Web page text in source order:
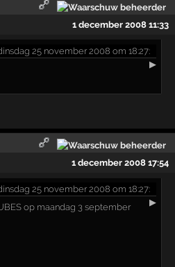
1 december 2008 11:33
25 november 2008 om 18:27:
▶
1 december 2008 17:54
25 november 2008 om 18:27:
▶
op maandag 3 september